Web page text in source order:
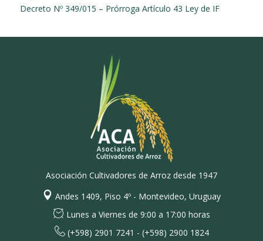
Decreto Nº 349/015 – Prórroga Artículo 43 Ley de IF
Asociación Cultivadores de Arroz desde 1947
Andes 1409, Piso 4º - Montevideo, Uruguay
Lunes a Viernes de 9:00 a 17:00 horas
(+598) 2901 7241 - (+598) 2900 1824